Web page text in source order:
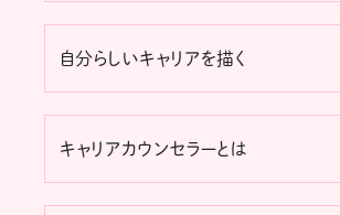
自分らしいキャリアを描く
キャリアカウンセラーとは